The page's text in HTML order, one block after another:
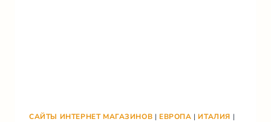
САЙТЫ ИНТЕРНЕТ МАГАЗИНОВ | ЕВРОПА | ИТАЛИЯ |